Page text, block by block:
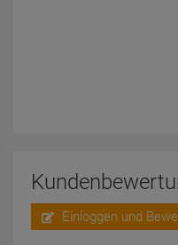
Einloggen und